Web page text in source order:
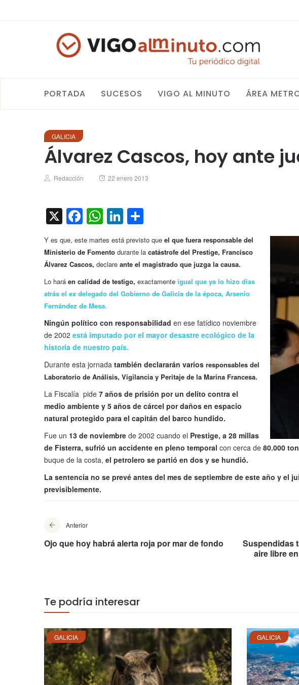
PORTADA SUCESOS VIGO AL MINUTO ÁREA
GALICIA
Álvarez Cascos, hoy ante
Author
Redacción
Posted
22 enero 2013
X Facebook
WhatsApp
LinkedIn
Y es que, este martes está previsto que el que fuera responsable del
Ministerio de Fomento durante la catástrofe del Prestige, Francisco
Álvarez Cascos, declare ante el magistrado que juzga la causa.
Lo hará en calidad de testigo, exactamente igual que ya lo hizo días
atrás el ex delegado del Gobierno de Galicia de la época, Arsenio
Fernández de Mesa.
Ningún político con responsabilidad en ese fatídico noviembre
de 2002 está imputado por el mayor desastre ecológico de la
historia de nuestro país.
Durante esta jornada también declararán varios responsables del
Laboratorio de Análisis, Vigilancia y Peritaje de la Marina Francesa.
La Fiscalía pide 7 años de prisión por un delito contra el
medio ambiente y 5 años de cárcel por daños en espacio
natural protegido para el capitán del barco hundido.
Fue un 13 de noviembre de 2002 cuando el Prestige, a 28 millas
de Fisterra, sufrió un accidente en pleno temporal con cerca de 80.000
buque de la costa, el petrolero se partió en dos y se hundió.
La sentencia no se prevé antes del mes de septiembre de este año y el
previsiblemente.
Anterior
Ojo que hoy habrá alerta roja por mar de fondo
Suspendidas
aire libre
Te podría interesar
GALICIA GALICIA